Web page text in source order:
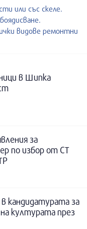
или със скеле.
видове ремонтни
в Шипка
за
по избор от СТ
кандидатурата за
културата през